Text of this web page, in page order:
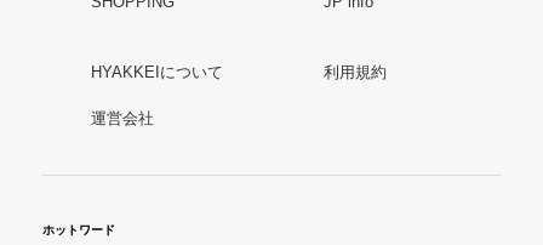
HYAKKEIについて 利用規約
運営会社
ホットワード